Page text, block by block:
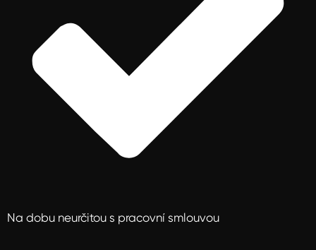
Na dobu neurčitou s pracovní smlouvou